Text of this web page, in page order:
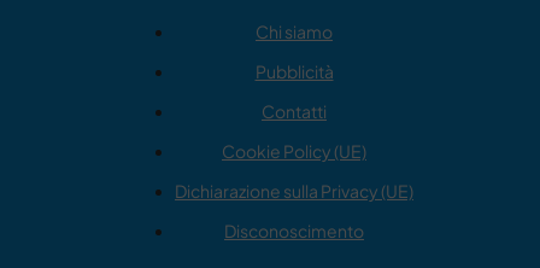
Chi siamo
Pubblicità
Contatti
Cookie Policy (UE)
Dichiarazione sulla Privacy (UE)
Disconoscimento